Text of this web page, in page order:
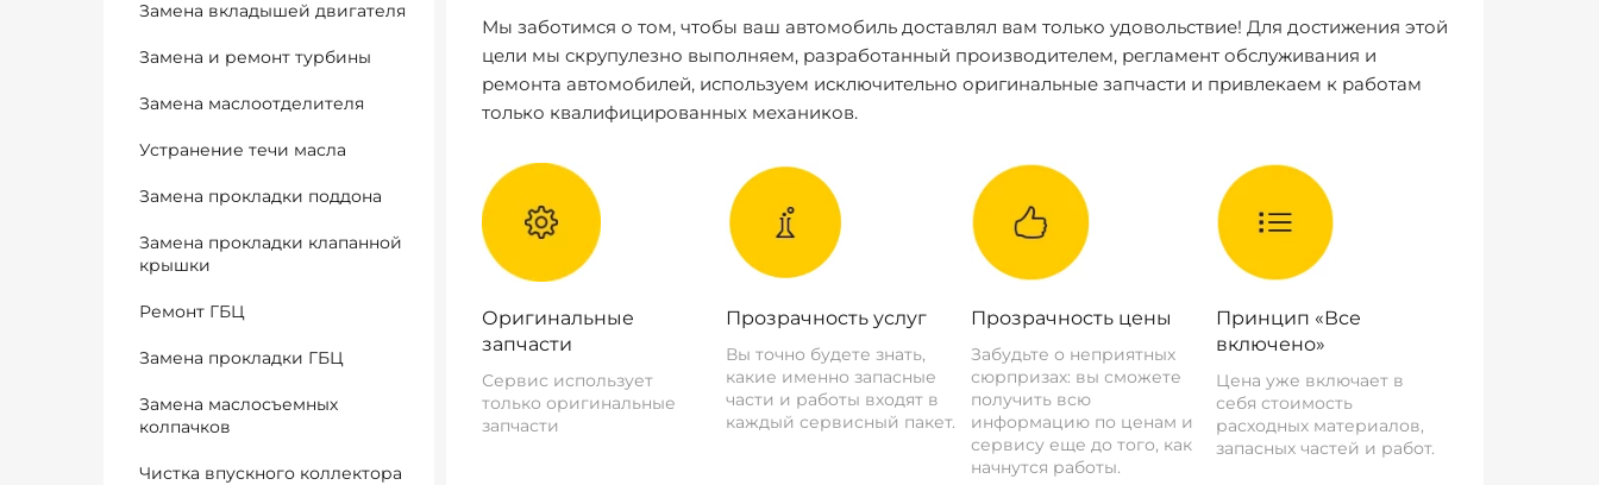
Замена вкладышей двигателя
Замена и ремонт турбины
Замена маслоотделителя
Устранение течи масла
Замена прокладки поддона
Замена прокладки клапанной
крышки
Ремонт ГБЦ
Замена прокладки ГБЦ
Замена маслосъемных
колпачков
Чистка впускного коллектора
Мы заботимся о том, чтобы ваш автомобиль доставлял вам только удовольствие! Для достижения этой
цели мы скрупулезно выполняем, разработанный производителем, регламент обслуживания и
ремонта автомобилей, используем исключительно оригинальные запчасти и привлекаем к работам
только квалифицированных механиков.
Оригинальные
запчасти
Сервис использует
только оригинальные
запчасти
Прозрачность услуг
Вы точно будете знать,
какие именно запасные
части и работы входят в
каждый сервисный пакет.
Прозрачность цены
Забудьте о неприятных
сюрпризах: вы сможете
получить всю
информацию по ценам и
сервису еще до того, как
начнутся работы.
Принцип «Все
включено»
Цена уже включает в
себя стоимость
расходных материалов,
запасных частей и работ.